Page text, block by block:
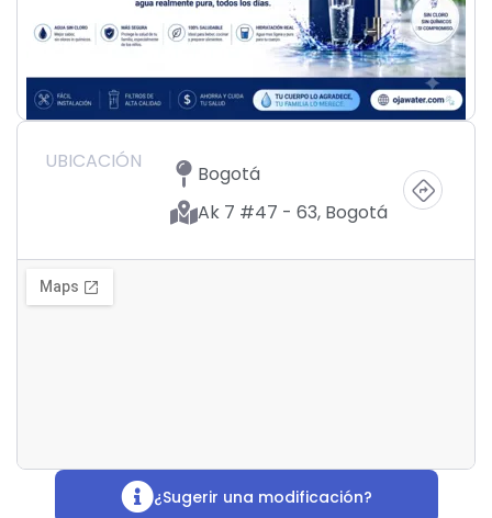
UBICACIÓN
Bogotá
Ak 7 #47 - 63, Bogotá
¿Sugerir una modificación?